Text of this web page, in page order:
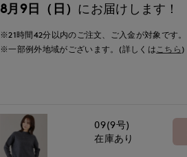
8月9日（日） にお届けします！
※21時間42分以内のご注文、ご入金が対象です。
※一部例外地域がございます。(詳しくはこちら )
09(9号)
在庫あり